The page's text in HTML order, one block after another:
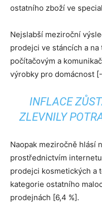
ostatního zboží ve
Nejslabší meziroční
prodejci ve stáncích a
počítačovým a
výrobky pro domácnost [-
INFLACE
ZLEVNILY
Naopak meziročně hlásí
prostřednictvím
prodejci kosmetických a
kategorie ostatního
prodejnách [6,4 %].